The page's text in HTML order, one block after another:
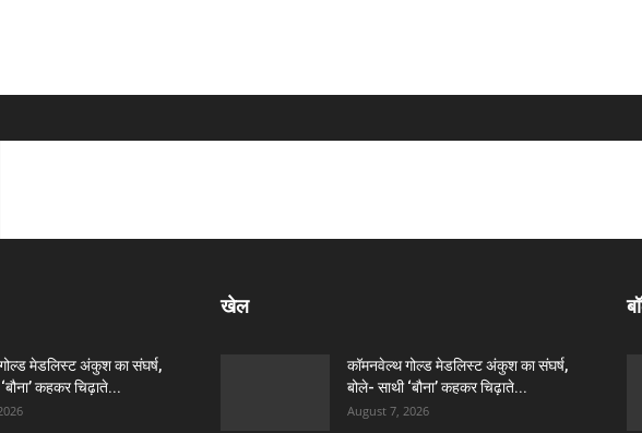
मेडलिस्ट अंकुश का संघर्ष,
कहकर चिढ़ाते...
खेल
कॉमनवेल्थ गोल्ड मेडलिस्ट अंकुश का संघर्ष,
बोले- साथी ‘बौना’ कहकर चिढ़ाते...
August 7, 2026